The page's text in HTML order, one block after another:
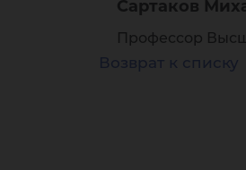
Сартаков
Профессор
Возврат к списку